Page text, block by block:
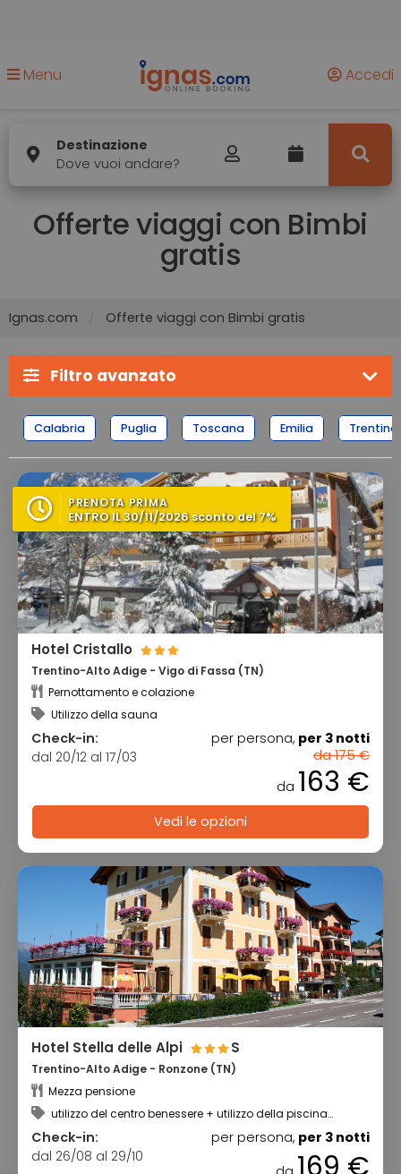
Menu Accedi
Destinazione
Dove vuoi andare?
Offerte viaggi con Bimbi
gratis
Ignas.com Offerte viaggi con Bimbi gratis
Filtro avanzato
Calabria Puglia Toscana Emilia Trentino
PRENOTA PRIMA
ENTRO IL 30/11/2026 sconto del 7%
Hotel Cristallo
Trentino-Alto Adige - Vigo di Fassa (TN)
Pernottamento e colazione
Utilizzo della sauna
Check-in:
dal 20/12 al 17/03
per persona, per 3 notti
da 175 €
da 163 €
Vedi le opzioni
Hotel Stella delle Alpi S
Trentino-Alto Adige - Ronzone (TN)
Mezza pensione
utilizzo del centro benessere + utilizzo della piscina
Check-in:
dal 26/08 al 29/10
per persona, per 3 notti